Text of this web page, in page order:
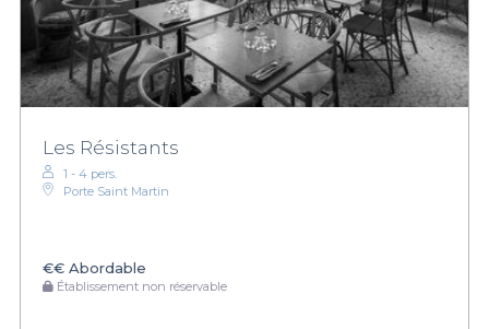
Les Résistants
1 - 4 pers.
Porte Saint Martin
€€ Abordable
Établissement non réservable